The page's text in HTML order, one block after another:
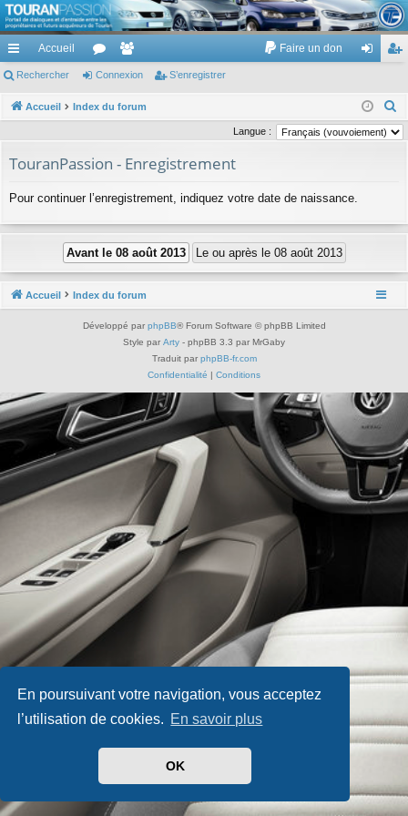
En poursuivant votre navigation, vous acceptez
l’utilisation de cookies. En savoir plus
OK
TouranPassion
Le forum des propriétaires ou futurs acquéreurs du Volkswagen Touran
cc
ès
pi
Accueil
or
u
s
e
m
es
Faire un don
ne
xi
nr
eg
Rechercher Connexion S’enregistrer
Accueil Index du forum
e
c
Langue :
TouranPassion - Enregistrement
Pour continuer l’enregistrement, indiquez votre date de naissance.
Accueil Index du forum
Développé par phpBB® Forum Software © phpBB Limited
Style par Arty - phpBB 3.3 par MrGaby
Traduit par phpBB-fr.com
Confidentialité | Conditions